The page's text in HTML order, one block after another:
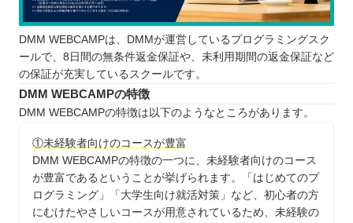
DMM WEBCAMPは、DMMが運営しているプログラミングスク
ールで、8日間の無条件返金保証や、未利用期間の返金保証など
の保証が充実しているスクールです。
DMM WEBCAMPの特徴
DMM WEBCAMPの特徴は以下のようなところがあります。
①未経験者向けのコースが豊富
DMM WEBCAMPの特徴の一つに、未経験者向けのコース
が豊富であるということが挙げられます。「はじめてのプ
ログラミング」「大学生向け就活対策」など、初心者の方
にむけたやさしいコースが用意されているため、未経験の